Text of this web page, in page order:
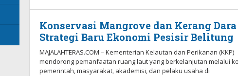
Konservasi Mangrove dan Kerang
Strategi Baru Ekonomi Pesisir Belitung
MAJALAHTERAS.COM – Kementerian Kelautan dan Perikanan (KKP)
mendorong pemanfaatan ruang laut yang berkelanjutan melalui
pemerintah, masyarakat, akademisi, dan pelaku usaha di